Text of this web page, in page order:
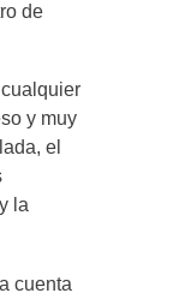
de
y muy
el
la
cuenta